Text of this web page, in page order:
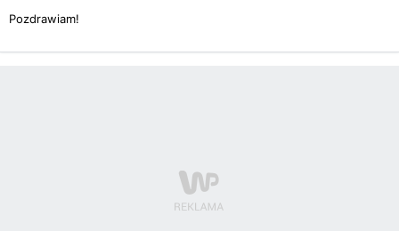
Pozdrawiam!